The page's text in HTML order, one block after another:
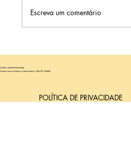
41 Anos?
Escreva um comentário
© 2025 | SEMEAR fertilidade
Diretora Técnica Médica: Carolina Nastri, CRM/SP 104.808
POLÍTICA DE PRIVACIDADE